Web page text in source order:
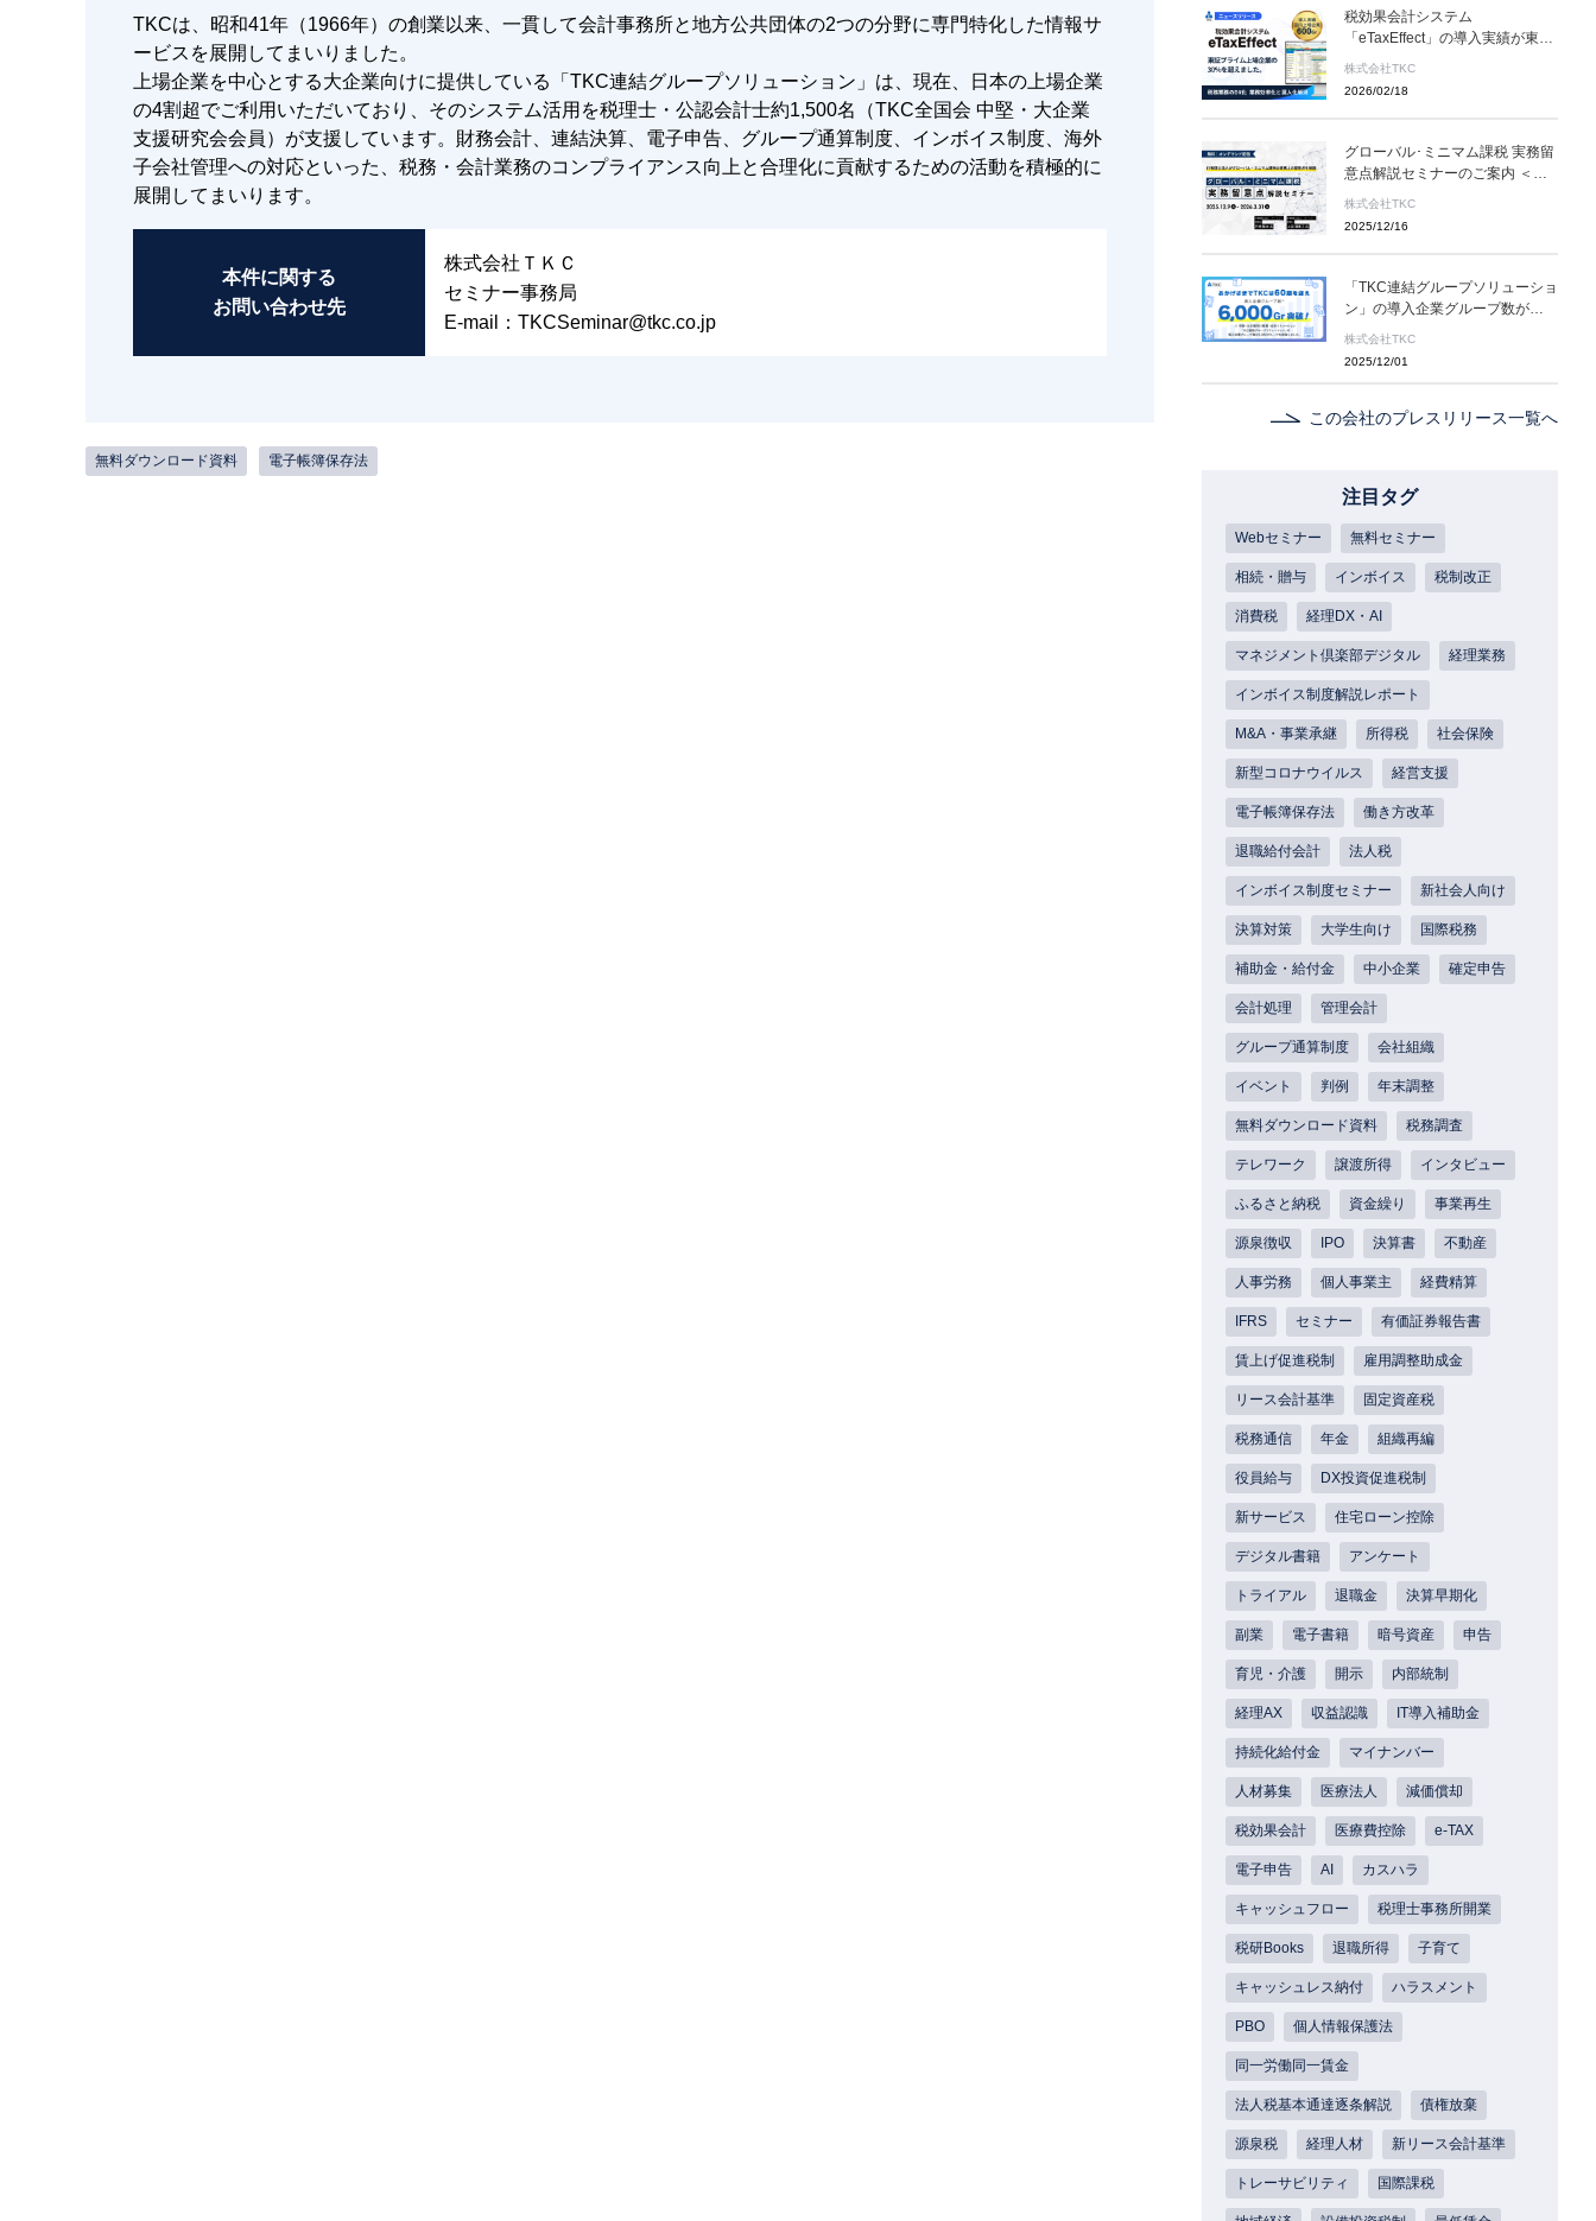
TKCは、昭和41年（1966年）の創業以来、一貫して会計事務所と地方公共団体の2つの分野に専門特化した情報サ
ービスを展開してまいりました。
上場企業を中心とする大企業向けに提供している「TKC連結グループソリューション」は、現在、日本の上場企業
の4割超でご利用いただいており、そのシステム活用を税理士・公認会計士約1,500名（TKC全国会 中堅・大企業
支援研究会会員）が支援しています。財務会計、連結決算、電子申告、グループ通算制度、インボイス制度、海外
子会社管理への対応といった、税務・会計業務のコンプライアンス向上と合理化に貢献するための活動を積極的に
展開してまいります。
本件に関する
お問い合わせ先
株式会社ＴＫＣ
セミナー事務局
E-mail：TKCSeminar@tkc.co.jp
無料ダウンロード資料 電子帳簿保存法
ー2026」のご案内
税効果会計システム
「eTaxEffect」の導入実績が東証
プライム上場企業の30％を超え
株式会社TKC
2026/02/18
グローバル･ミニマム課税 実務留
意点解説セミナーのご案内 ＜無
料オンデマンド配信＞2025年12
株式会社TKC
2025/12/16
「TKC連結グループソリューショ
ン」の導入企業グループ数が
6,000グループを突破〜上場企業
株式会社TKC
2025/12/01
この会社のプレスリリース一覧へ
注目タグ
Webセミナー 無料セミナー
相続・贈与 インボイス 税制改正
消費税 経理DX・AI
マネジメント倶楽部デジタル 経理業務
インボイス制度解説レポート
M&A・事業承継 所得税 社会保険
新型コロナウイルス 経営支援
電子帳簿保存法 働き方改革
退職給付会計 法人税
インボイス制度セミナー 新社会人向け
決算対策 大学生向け 国際税務
補助金・給付金 中小企業 確定申告
会計処理 管理会計
グループ通算制度 会社組織
イベント 判例 年末調整
無料ダウンロード資料 税務調査
テレワーク 譲渡所得 インタビュー
ふるさと納税 資金繰り 事業再生
源泉徴収 IPO 決算書 不動産
人事労務 個人事業主 経費精算
IFRS セミナー 有価証券報告書
賃上げ促進税制 雇用調整助成金
リース会計基準 固定資産税
税務通信 年金 組織再編
役員給与 DX投資促進税制
新サービス 住宅ローン控除
デジタル書籍 アンケート
トライアル 退職金 決算早期化
副業 電子書籍 暗号資産 申告
育児・介護 開示 内部統制
経理AX 収益認識 IT導入補助金
持続化給付金 マイナンバー
人材募集 医療法人 減価償却
税効果会計 医療費控除 e-TAX
電子申告 AI カスハラ
キャッシュフロー 税理士事務所開業
税研Books 退職所得 子育て
キャッシュレス納付 ハラスメント
PBO 個人情報保護法
同一労働同一賃金
法人税基本通達逐条解説 債権放棄
源泉税 経理人材 新リース会計基準
トレーサビリティ 国際課税